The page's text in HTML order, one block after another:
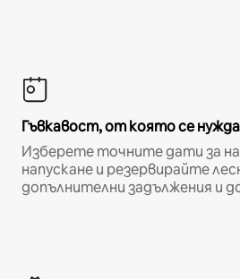
Гъвкавост, от която се
Изберете точните дати за
напускане и резервирайте
допълнителни задължения и